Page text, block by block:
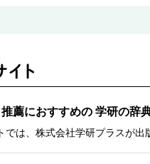
薦におすすめの 学研の辞
では、株式会社学研プラスが